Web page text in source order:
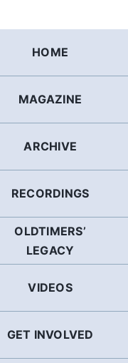
HOME
MAGAZINE
ARCHIVE
RECORDINGS
OLDTIMERS’
LEGACY
VIDEOS
GET INVOLVED